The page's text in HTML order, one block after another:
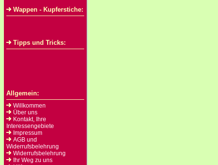
Wappen - Kupferstiche:
Tipps und Tricks:
Allgemein:
Willkommen
Über uns
Kontakt, Ihre
Interessengebiete
Impressum
AGB und
Widerrufsbelehrung
Widerrufsbelehrung
Ihr Weg zu uns